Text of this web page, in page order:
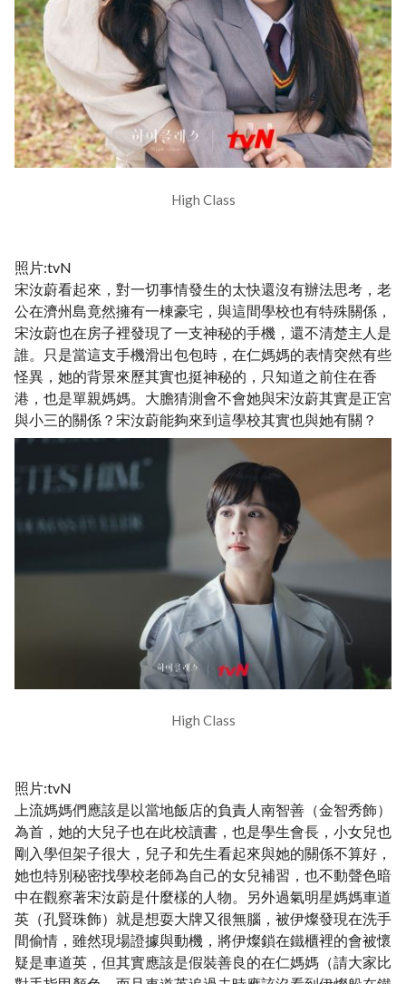
High Class
照片:tvN
宋汝蔚看起來，對一切事情發生的太快還沒有辦法思考，老
公在濟州島竟然擁有一棟豪宅，與這間學校也有特殊關係，
宋汝蔚也在房子裡發現了一支神秘的手機，還不清楚主人是
誰。只是當這支手機滑出包包時，在仁媽媽的表情突然有些
怪異，她的背景來歷其實也挺神秘的，只知道之前住在香
港，也是單親媽媽。大膽猜測會不會她與宋汝蔚其實是正宮
與小三的關係？宋汝蔚能夠來到這學校其實也與她有關？
High Class
照片:tvN
上流媽媽們應該是以當地飯店的負責人南智善（金智秀飾）
為首，她的大兒子也在此校讀書，也是學生會長，小女兒也
剛入學但架子很大，兒子和先生看起來與她的關係不算好，
她也特別秘密找學校老師為自己的女兒補習，也不動聲色暗
中在觀察著宋汝蔚是什麼樣的人物。另外過氣明星媽媽車道
英（孔賢珠飾）就是想耍大牌又很無腦，被伊燦發現在洗手
間偷情，雖然現場證據與動機，將伊燦鎖在鐵櫃裡的會被懷
疑是車道英，但其實應該是假裝善良的在仁媽媽（請大家比